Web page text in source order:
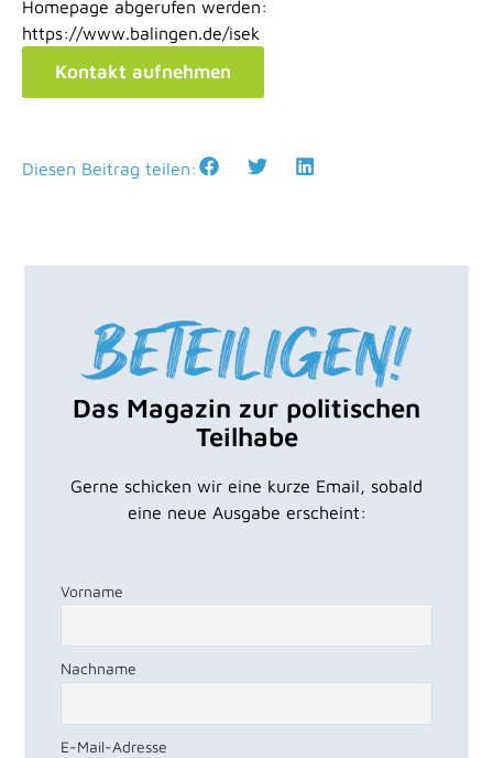
Homepage abgerufen werden:
https://www.balingen.de/isek
Kontakt aufnehmen
Diesen Beitrag teilen:
Das Magazin zur politischen
Teilhabe
Gerne schicken wir eine kurze Email, sobald
eine neue Ausgabe erscheint:
Vorname
Nachname
E-Mail-Adresse